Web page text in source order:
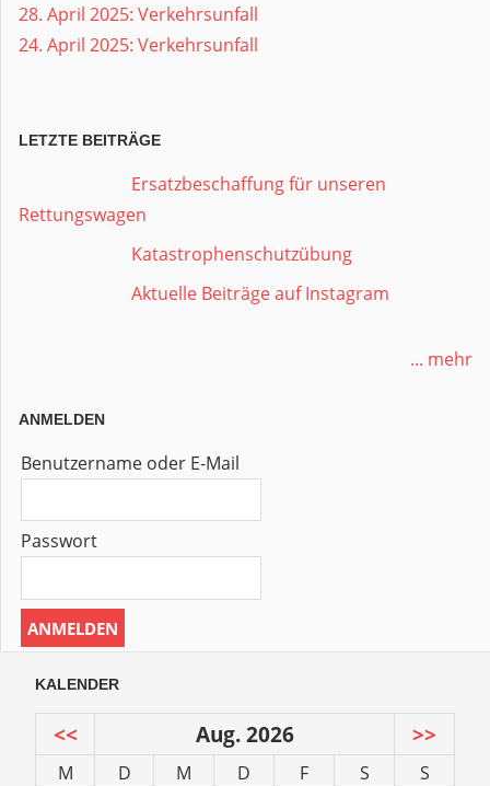
28. April 2025: Verkehrsunfall
24. April 2025: Verkehrsunfall
LETZTE BEITRÄGE
Ersatzbeschaffung für unseren
Rettungswagen
Katastrophenschutzübung
Aktuelle Beiträge auf Instagram
... mehr
ANMELDEN
Benutzername oder E-Mail
Passwort
KALENDER
<< Aug. 2026 >>
M D M D F S
S